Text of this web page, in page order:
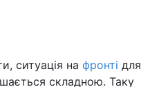
ситуація на фронті для
складною. Таку